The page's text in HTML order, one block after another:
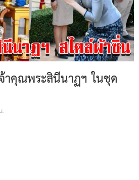
าคุณพระสินีนาฏฯ ในชุด
.